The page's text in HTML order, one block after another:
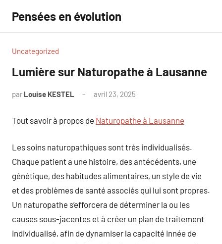
contenu
Pensées en évolution
Uncategorized
Lumière sur Naturopathe à Lausanne
par Louise KESTEL avril 23, 2025
Tout savoir à propos de Naturopathe à Lausanne
Les soins naturopathiques sont très individualisés.
Chaque patient a une histoire, des antécédents, une
génétique, des habitudes alimentaires, un style de vie
et des problèmes de santé associés qui lui sont propres.
Un naturopathe s’efforcera de déterminer la ou les
causes sous-jacentes et à créer un plan de traitement
individualisé, afin de dynamiser la capacité innée de